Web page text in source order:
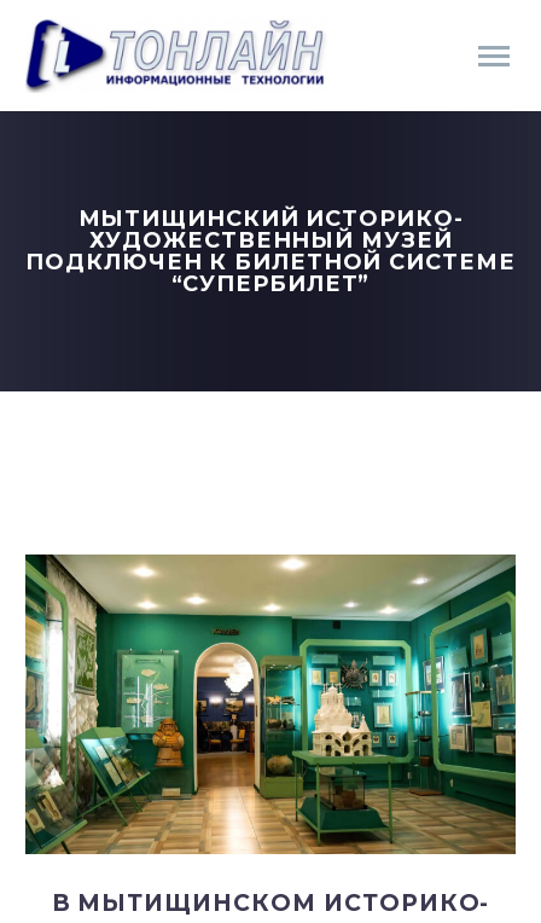
МЫТИЩИНСКИЙ ИСТОРИКО-
ХУДОЖЕСТВЕННЫЙ МУЗЕЙ
ПОДКЛЮЧЕН К БИЛЕТНОЙ СИСТЕМЕ
“СУПЕРБИЛЕТ”
В МЫТИЩИНСКОМ ИСТОРИКО-